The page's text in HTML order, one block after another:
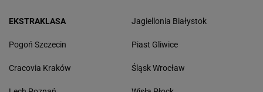
EKSTRAKLASA
Pogoń Szczecin
Cracovia Kraków
Jagiellonia Białystok
Piast Gliwice
Śląsk Wrocław